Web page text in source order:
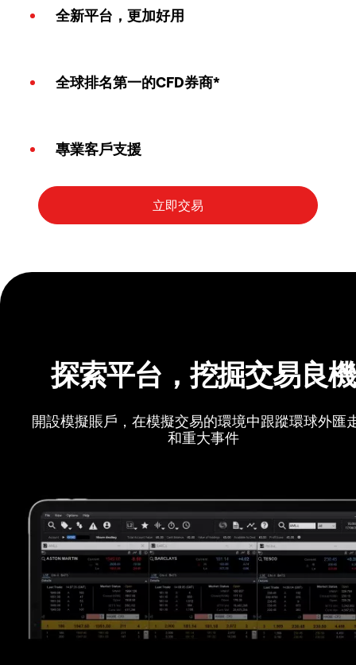
全新平台，更加好用
全球排名第一的CFD券商*
專業客戶支援
探索平台，挖掘交易良機
開設模擬賬戶，在模擬交易的環境中跟蹤環球外匯
和重大事件